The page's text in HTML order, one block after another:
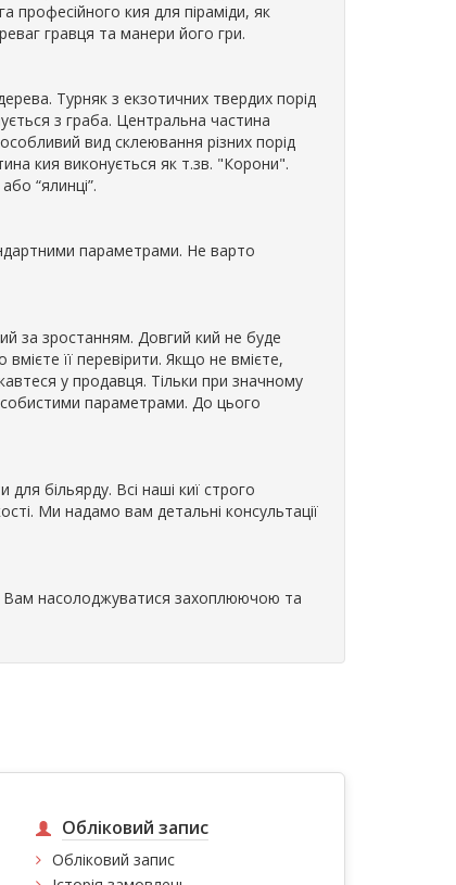
професійного кия для піраміди, як
гравця та манери його гри.
Турняк з екзотичних твердих порід
з граба. Центральна частина
вид склеювання різних порід
кия виконується як т.зв. "Корони".
“ялинці”.
параметрами. Не варто
за зростанням. Довгий кий не буде
її перевірити. Якщо не вмієте,
у продавця. Тільки при значному
параметрами. До цього
для більярду. Всі наші киї строго
Ми надамо вам детальні консультації
Вам насолоджуватися захоплюючою та
Обліковий запис
Обліковий запис